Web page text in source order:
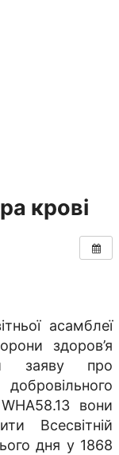
крові
асамблеї
здоров’я
заяву про
вони
Всесвітній
дня у 1868